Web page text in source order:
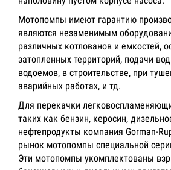
Мотопомпы имеют гарантию
являются незаменимым
различных котлованов и емкостей,
затопленных территорий, подачи
водоемов, в строительстве, при
аварийных работах, и тд.
Для перекачки
таких как бензин, керосин,
нефтепродукты компания Gorman-
рынок мотопомпы специальной
Эти мотопомпы укомплектованы